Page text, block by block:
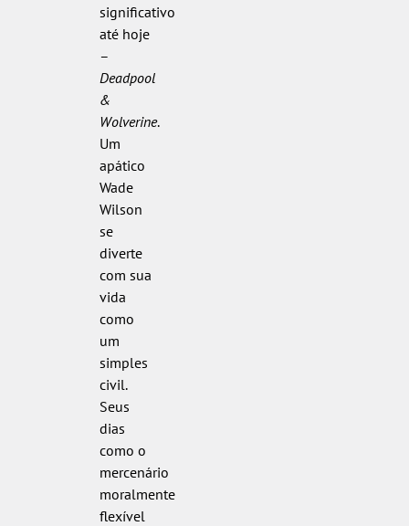
significativo
até hoje
–
Deadpool
&
Wolverine.
Um
apático
Wade
Wilson
se
diverte
com sua
vida
como
um
simples
civil.
Seus
dias
como o
mercenário
moralmente
flexível